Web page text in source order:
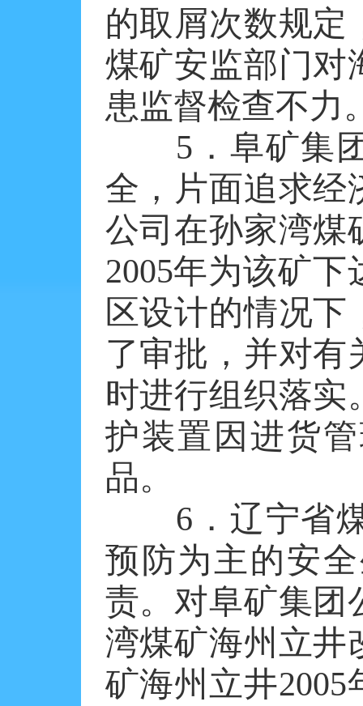
的取屑次数规定
煤矿安监部门对
患监督检查不力
5．阜矿集团
全，片面追求经
公司在孙家湾煤
2005年为该矿
区设计的情况
了审批，并对有
时进行组织落实
护装置因进货
品。
6．辽宁省煤
预防为主的安
责。对阜矿集团
湾煤矿海州立井
矿海州立井